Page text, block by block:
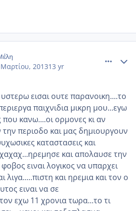
201313 yr
εισαι ουτε παρανοικη....το
παιχνιδια μικρη μου...εγω
που κανω....οι ορμονες κι αν
την περιοδο και μας δημιουργουν
καταστασεις και
και απολαυσε την
ειναι λογικος να υπαρχει
λιγα.....πιστη και ηρεμια και τον ο
ειναι να σε
εχω 11 χρονια τωρα...το τι